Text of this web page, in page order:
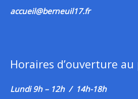
accueil@berneuil17.fr
Horaires d’ouverture au
Lundi 9h – 12h / 14h-18h